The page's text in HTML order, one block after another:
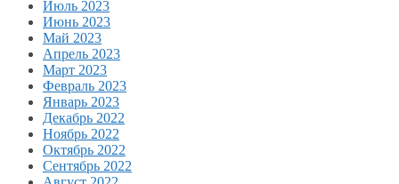
Июль 2023
Июнь 2023
Май 2023
Апрель 2023
Март 2023
Февраль 2023
Январь 2023
Декабрь 2022
Ноябрь 2022
Октябрь 2022
Сентябрь 2022